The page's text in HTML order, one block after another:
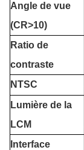
Angle de vue
(CR>10)
Ratio de
contraste
NTSC
Lumière de la
LCM
Interface